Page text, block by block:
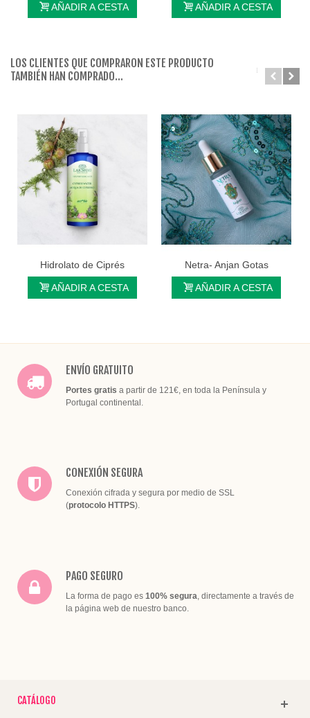
AÑADIR A CESTA AÑADIR A CESTA
LOS CLIENTES QUE COMPRARON ESTE PRODUCTO
TAMBIÉN HAN COMPRADO...
Hidrolato de Ciprés
AÑADIR A CESTA
Netra- Anjan Gotas
Perioculares
AÑADIR A CESTA
ENVÍO GRATUITO
Portes gratis a partir de 121€, en toda la Península y
Portugal continental.
CONEXIÓN SEGURA
Conexión cifrada y segura por medio de SSL
(protocolo HTTPS).
PAGO SEGURO
La forma de pago es 100% segura , directamente a través de
la página web de nuestro banco.
CATÁLOGO